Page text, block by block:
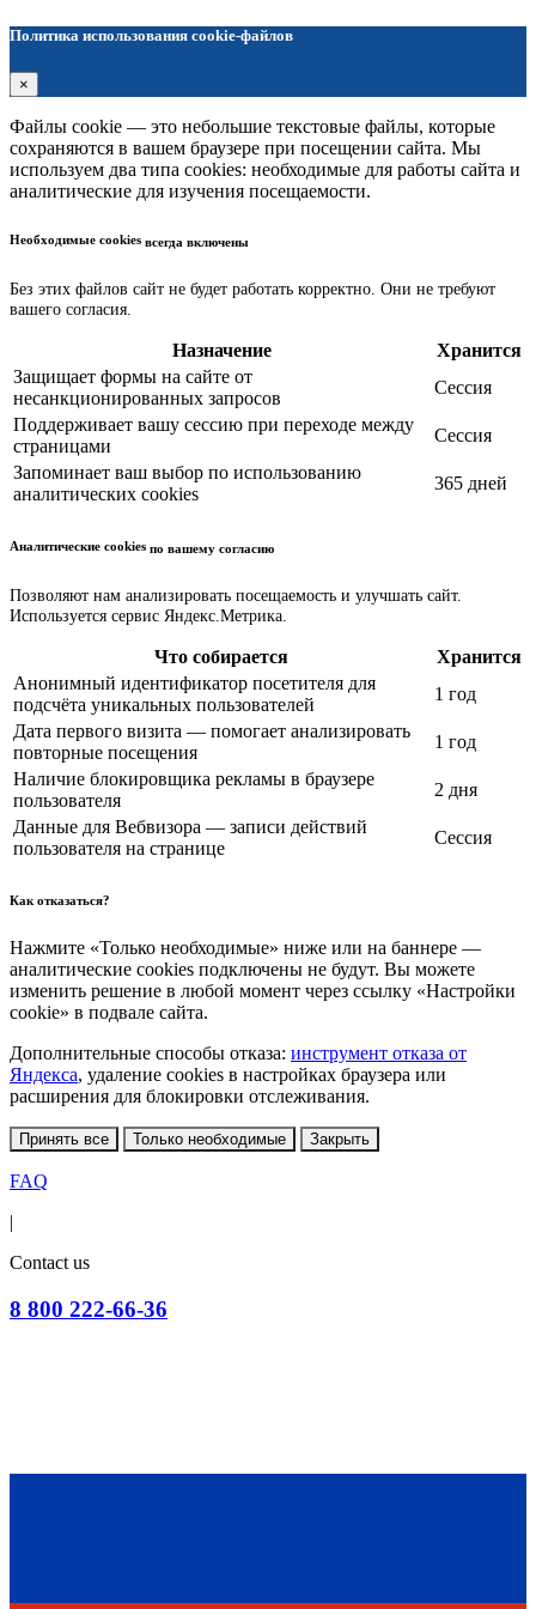
Политика использования cookie-файлов
×
Файлы cookie — это небольшие текстовые файлы, которые
сохраняются в вашем браузере при посещении сайта. Мы
используем два типа cookies: необходимые для работы сайта и
аналитические для изучения посещаемости.
Необходимые cookies всегда включены
Без этих файлов сайт не будет работать корректно. Они не требуют
вашего согласия.
Назначение
Хранится
Защищает формы на сайте от
несанкционированных запросов
Сессия
Поддерживает вашу сессию при переходе между
страницами
Сессия
Запоминает ваш выбор по использованию
аналитических cookies
365 дней
Аналитические cookies по вашему согласию
Позволяют нам анализировать посещаемость и улучшать сайт.
Используется сервис Яндекс.Метрика.
Что собирается
Хранится
Анонимный идентификатор посетителя для
подсчёта уникальных пользователей
1 год
Дата первого визита — помогает анализировать
повторные посещения
1 год
Наличие блокировщика рекламы в браузере
пользователя
2 дня
Данные для Вебвизора — записи действий
пользователя на странице
Сессия
Как отказаться?
Нажмите «Только необходимые» ниже или на баннере —
аналитические cookies подключены не будут. Вы можете
изменить решение в любой момент через ссылку «Настройки
cookie» в подвале сайта.
Дополнительные способы отказа: инструмент отказа от
Яндекса, удаление cookies в настройках браузера или
расширения для блокировки отслеживания.
Принять все Только необходимые Закрыть
FAQ
|
Contact us
8 800 222-66-36